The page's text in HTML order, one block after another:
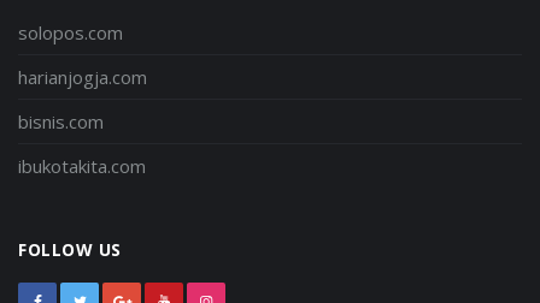
solopos.com
harianjogja.com
bisnis.com
ibukotakita.com
FOLLOW US